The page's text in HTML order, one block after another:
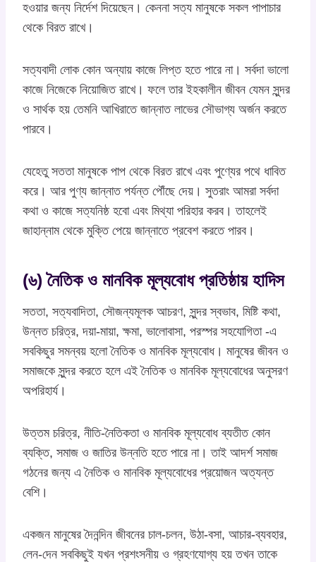
হওয়ার জন্য নির্দেশ দিয়েছেন। কেননা সত্য মানুষকে সকল পাপাচার
থেকে বিরত রাখে।
সত্যবাদী লোক কোন অন্যায় কাজে লিপ্ত হতে পারে না। সর্বদা ভালো
কাজে নিজেকে নিয়োজিত রাখে। ফলে তার ইহকালীন জীবন যেমন সুন্দর
ও সার্থক হয় তেমনি আখিরাতে জান্নাত লাভের সৌভাগ্য অর্জন করতে
পারবে।
যেহেতু সততা মানুষকে পাপ থেকে বিরত রাখে এবং পুণ্যের পথে ধাবিত
করে। আর পুণ্য জান্নাত পর্যন্ত পৌঁছে দেয়। সুতরাং আমরা সর্বদা
কথা ও কাজে সত্যনিষ্ঠ হবো এবং মিথ্যা পরিহার করব। তাহলেই
জাহান্নাম থেকে মুক্তি পেয়ে জান্নাতে প্রবেশ করতে পারব।
(৬) নৈতিক ও মানবিক মূল্যবোধ প্রতিষ্ঠায় হাদিস
সততা, সত্যবাদিতা, সৌজন্যমূলক আচরণ, সুন্দর স্বভাব, মিষ্টি কথা,
উন্নত চরিত্র, দয়া-মায়া, ক্ষমা, ভালোবাসা, পরস্পর সহযোগিতা -এ
সবকিছুর সমন্বয় হলো নৈতিক ও মানবিক মূল্যবোধ। মানুষের জীবন ও
সমাজকে সুন্দর করতে হলে এই নৈতিক ও মানবিক মূল্যবোধের অনুসরণ
অপরিহার্য।
উত্তম চরিত্র, নীতি-নৈতিকতা ও মানবিক মূল্যবোধ ব্যতীত কোন
ব্যক্তি, সমাজ ও জাতির উন্নতি হতে পারে না। তাই আদর্শ সমাজ
গঠনের জন্য এ নৈতিক ও মানবিক মূল্যবোধের প্রয়োজন অত্যন্ত
বেশি।
একজন মানুষের দৈনন্দিন জীবনের চাল-চলন, উঠা-বসা, আচার-ব্যবহার,
লেন-দেন সবকিছুই যখন প্রশংসনীয় ও গ্রহণযোগ্য হয় তখন তাকে